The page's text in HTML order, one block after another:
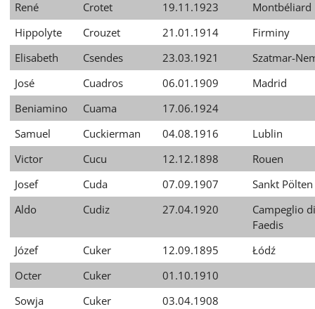
René Crotet 19.11.1923
Montbéliard
Hippolyte
Crouzet 21.01.1914
Firminy
Elisabeth
Csendes 23.03.1921
Szatmar-
José
Cuadros 06.01.1909
Madrid
Beniamino
Cuama
17.06.1924
Samuel
Cuckierman 04.08.1916
Lublin
Victor
Cucu 12.12.1898
Rouen
Josef
Cuda 07.09.1907
Sankt Pölten
Aldo
Cudiz 27.04.1920
Campeglio di
Faedis
Józef
Cuker 12.09.1895
Łódź
Octer
Cuker
01.10.1910
Sowja
Cuker
03.04.1908